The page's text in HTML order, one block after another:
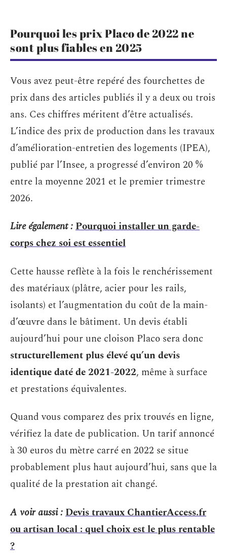
Pourquoi les prix Placo de 2022 ne
sont plus fiables en 2025
Vous avez peut-être repéré des fourchettes de
prix dans des articles publiés il y a deux ou trois
ans. Ces chiffres méritent d’être actualisés.
L’indice des prix de production dans les travaux
d’amélioration-entretien des logements (IPEA),
publié par l’Insee, a progressé d’environ 20 %
entre la moyenne 2021 et le premier trimestre
2026.
Lire également :Pourquoi installer un garde-
corps chez soi est essentiel
Cette hausse reflète à la fois le renchérissement
des matériaux (plâtre, acier pour les rails,
isolants) et l’augmentation du coût de la main-
d’œuvre dans le bâtiment. Un devis établi
aujourd’hui pour une cloison Placo sera donc
structurellement plus élevé qu’un devis
identique daté de 2021-2022, même à surface
et prestations équivalentes.
Quand vous comparez des prix trouvés en ligne,
vérifiez la date de publication. Un tarif annoncé
à 30 euros du mètre carré en 2022 se situe
probablement plus haut aujourd’hui, sans que la
qualité de la prestation ait changé.
A voir aussi :Devis travaux ChantierAccess.fr
ou artisan local : quel choix est le plus rentable
?